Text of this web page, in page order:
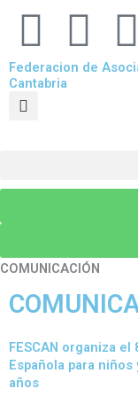
X
-
t
t
e
r
F
a
o
o
k
Y
Federacion de
Cantabria
Search
COMUNICACIÓN
FESCAN organiza
Española para
años